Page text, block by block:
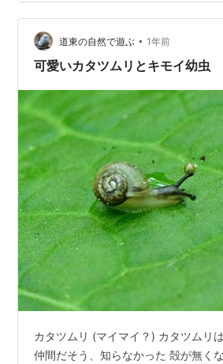
道東の自然で遊ぶ • 1年前
可愛いカタツムリとキモイ幼虫
カタツムリ (マイマイ？) カタツムリ
仲間だそう、知らなかった 殻が無く